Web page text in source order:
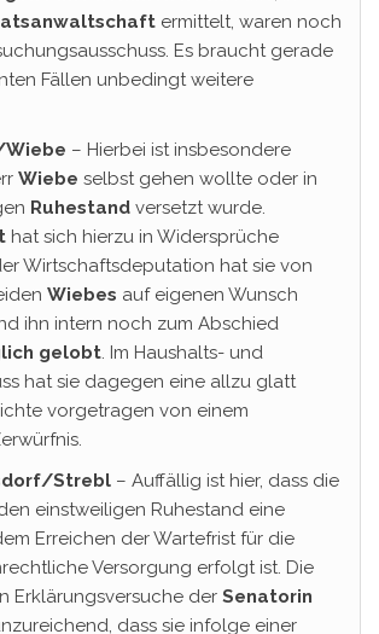
ermittelt, waren noch
Es braucht gerade
Fällen unbedingt weitere
Wiebe – Hierbei ist insbesondere
Wiebe selbst gehen wollte oder in
Ruhestand versetzt wurde.
hat sich hierzu in Widersprüche
Wirtschaftsdeputation hat sie von
Wiebes auf eigenen Wunsch
ihn intern noch zum Abschied
gelobt. Im Haushalts- und
hat sie dagegen eine allzu glatt
vorgetragen von einem
Strebl – Auffällig ist hier, dass die
einstweiligen Ruhestand eine
Erreichen der Wartefrist für die
Versorgung erfolgt ist. Die
Erklärungsversuche der Senatorin
dass sie infolge einer